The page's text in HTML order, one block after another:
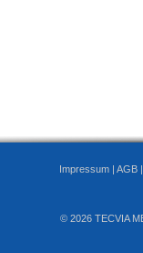
Impressum | AGB
© 2026 TECVIA